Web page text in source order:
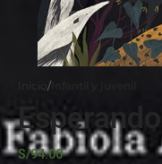
Infantil y juvenil
S/94.00